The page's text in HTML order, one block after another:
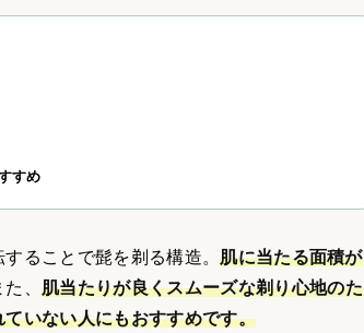
すめ
ることで髭を剃る構造。肌に当たる面積が
た、肌当たりが良くスムーズな剃り心地のた
いない人にもおすすめです。